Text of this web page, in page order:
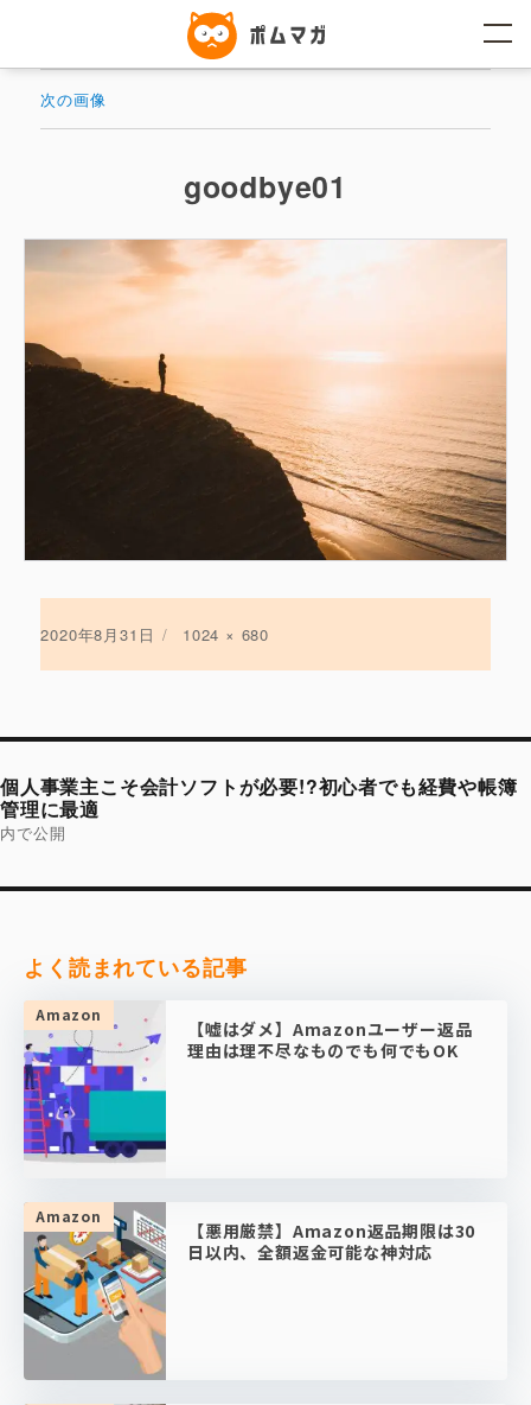
ン
次の画像
goodbye01
投
2020年8月31日
フ
ズ
1024 × 680
投
ナ
ビ
ゲ
ー
ョ
個人事業主こそ会計ソフトが必要!?初心者でも経費や帳簿
管理に最適
内で公開
よく読まれている記事
Amazon
【嘘はダメ】Amazonユーザー返品
理由は理不尽なものでも何でもOK
Amazon
【悪用厳禁】Amazon返品期限は30
日以内、全額返金可能な神対応